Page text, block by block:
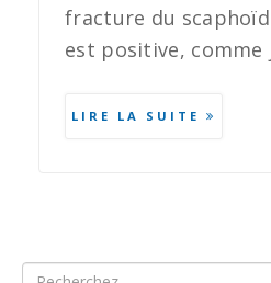
fracture du
est positive, comme
LIRE LA SUITE